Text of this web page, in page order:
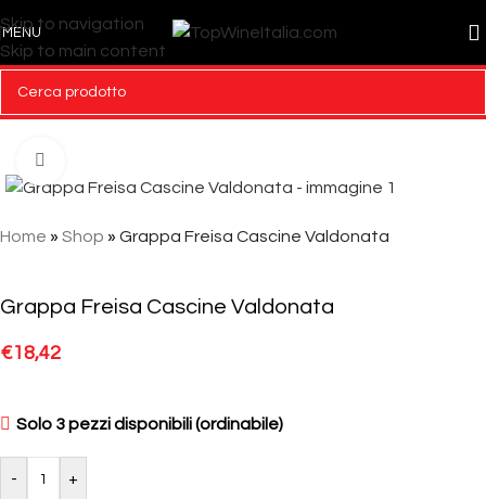
Skip to navigation
Skip to main content
MENU
Home » Shop » Grappa Freisa Cascine Valdonata
Grappa Freisa Cascine Valdonata
€18,42
Solo 3 pezzi disponibili (ordinabile)
- +